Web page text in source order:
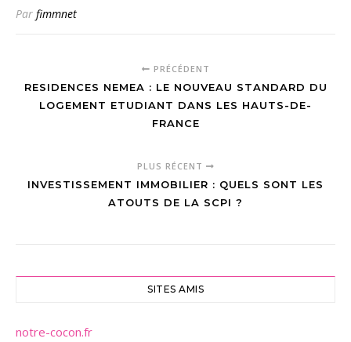
Par fimmnet
PRÉCÉDENT
RESIDENCES NEMEA : LE NOUVEAU STANDARD DU
LOGEMENT ETUDIANT DANS LES HAUTS-DE-
FRANCE
PLUS RÉCENT
INVESTISSEMENT IMMOBILIER : QUELS SONT LES
ATOUTS DE LA SCPI ?
SITES AMIS
notre-cocon.fr